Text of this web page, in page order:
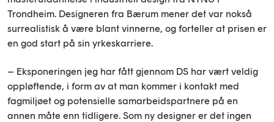
Trondheim. Designeren fra Bærum mener det var nokså
surrealistisk å være blant vinnerne, og forteller at prisen er
en god start på sin yrkeskarriere.
– Eksponeringen jeg har fått gjennom DS har vært veldig
oppløftende, i form av at man kommer i kontakt med
fagmiljøet og potensielle samarbeidspartnere på en
annen måte enn tidligere. Som ny designer er det ingen